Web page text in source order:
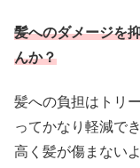
髪へのダメージを
んか？
髪への負担はトリ
ってかなり軽減で
高く髪が傷まない